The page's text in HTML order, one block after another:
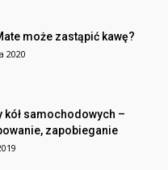
może zastąpić kawę?
2020
kół samochodowych –
zapobieganie